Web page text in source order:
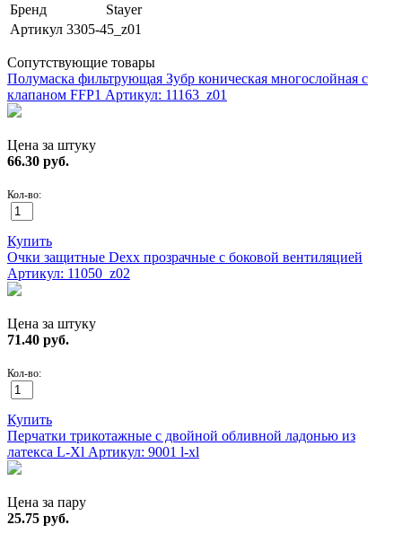
Бренд
Stayer
Артикул 3305-45_z01
Сопутствующие товары
Полумаска фильтрующая Зубр коническая многослойная с
клапаном FFP1 Артикул: 11163_z01
Цена за штуку
66.30 руб.
Кол-во:
Купить
Очки защитные Dexx прозрачные с боковой вентиляцией
Артикул: 11050_z02
Цена за штуку
71.40 руб.
Кол-во:
Купить
Перчатки трикотажные с двойной обливной ладонью из
латекса L-Xl Артикул: 9001 l-xl
Цена за пару
25.75 руб.